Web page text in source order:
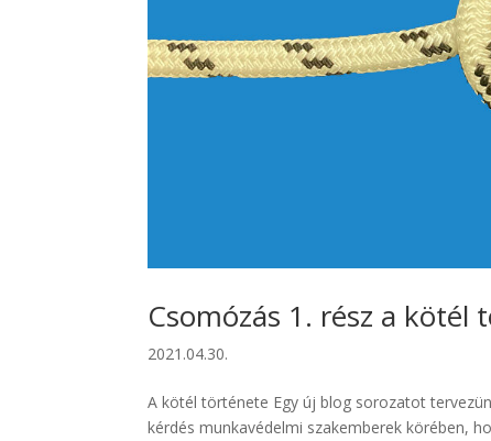
Csomózás 1. rész a kötél
2021.04.30.
A kötél története Egy új blog sorozatot
kérdés munkavédelmi szakemberek körében,